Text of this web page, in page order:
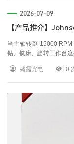
2026-07-09
当主轴转到 15000 RPM，抖动和
钻、铣床、旋转工作台
液/MQL/液压油/空气）
盛霞光电 0